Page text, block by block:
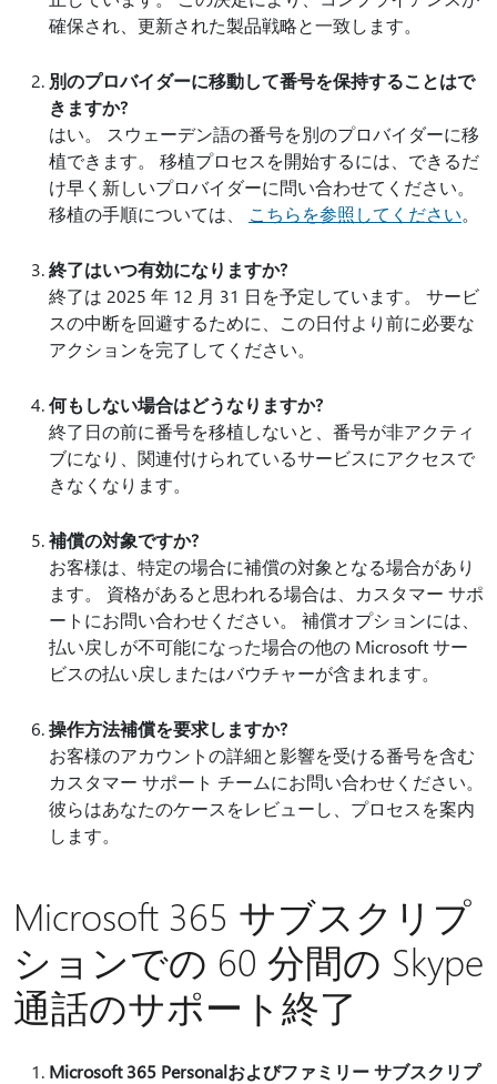
確保され、更新された製品戦略と一致します。
別のプロバイダーに移動して番号を保持することはで
きますか?
はい。 スウェーデン語の番号を別のプロバイダーに移
植できます。 移植プロセスを開始するには、できるだ
け早く新しいプロバイダーに問い合わせてください。
移植の手順については、 こちらを参照してください。
終了はいつ有効になりますか?
終了は 2025 年 12 月 31 日を予定しています。 サービ
スの中断を回避するために、この日付より前に必要な
アクションを完了してください。
何もしない場合はどうなりますか?
終了日の前に番号を移植しないと、番号が非アクティ
ブになり、関連付けられているサービスにアクセスで
きなくなります。
補償の対象ですか?
お客様は、特定の場合に補償の対象となる場合があり
ます。 資格があると思われる場合は、カスタマー サポ
ートにお問い合わせください。 補償オプションには、
払い戻しが不可能になった場合の他の Microsoft サー
ビスの払い戻しまたはバウチャーが含まれます。
操作方法補償を要求しますか?
お客様のアカウントの詳細と影響を受ける番号を含む
カスタマー サポート チームにお問い合わせください。
彼らはあなたのケースをレビューし、プロセスを案内
します。
Microsoft 365 サブスクリプ
ションでの 60 分間の Skype
通話のサポート終了
Microsoft 365 Personalおよびファミリー サブスクリプ